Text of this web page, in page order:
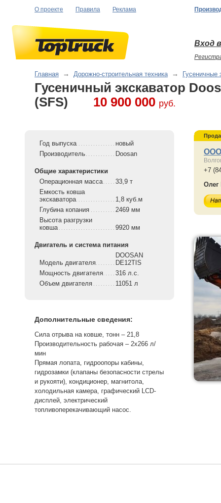
О проекте Правила Реклама
Вход
Главная → Дорожно-строительная техника → Гусеничные
Гусеничный экскаватор
(SFS)
10 900 000 руб.
Год выпуска
новый
Производитель
Doosan
Общие характеристики
Операционная масса
33,9 т
Емкость ковша
экскаватора
1,8 куб.м
Глубина копания
2469 мм
Высота разгрузки
ковша
9920 мм
Двигатель и система питания
Модель двигателя
DOOSAN
DE12TIS
Мощность двигателя
316 л.с.
Объем двигателя
11051 л
Дополнительные сведения:
Сила отрыва на ковше, тонн – 21,8
Производительность рабочая – 2х266 л/
мин
Прямая лопата, гидроопоры кабины,
гидрозамки (клапаны безопасности стрелы
и рукояти), кондиционер, магнитола,
холодильная камера, графический LCD-
дисплей, электрический
топливоперекачивающий насос.
+7
Олег